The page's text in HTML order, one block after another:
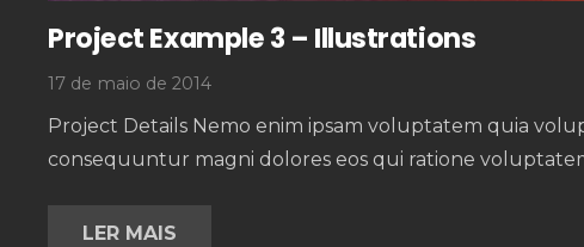
Project Example 3 – Illustrations
17 de maio de 2014
Project Details Nemo enim ipsam voluptatem quia
consequuntur magni dolores eos qui ratione
LER MAIS